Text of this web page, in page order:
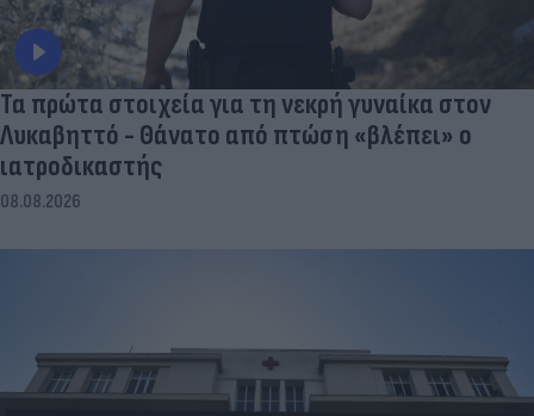
Τα πρώτα στοιχεία για τη νεκρή γυναίκα στον
Λυκαβηττό - Θάνατο από πτώση «βλέπει» ο
ιατροδικαστής
08.08.2026